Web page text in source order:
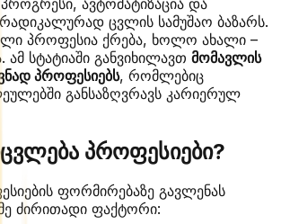
ცვლის სამუშაო ბაზარს.
პროფესია ქრება, ხოლო ახალი –
სტატიაში განვიხილავთ მომავლის
პროფესიებს, რომლებიც
განსაზღვრავს კარიერულ
პროფესიები?
ფორმირებაზე გავლენას
ძირითადი ფაქტორი: